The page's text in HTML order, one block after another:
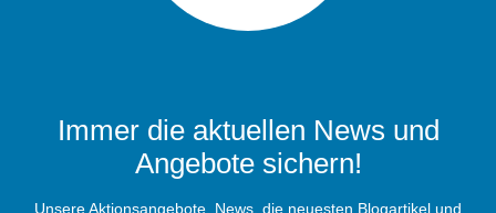
Immer die aktuellen News und
Angebote sichern!
Unsere Aktionsangebote, News, die neuesten Blogartikel und